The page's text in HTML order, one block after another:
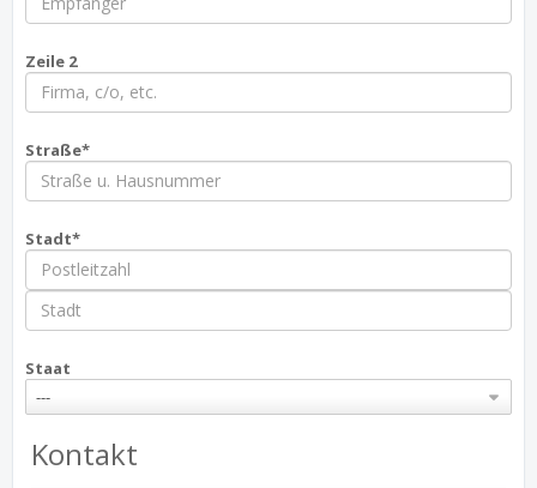
Zeile 2
Straße*
Stadt*
Staat
---
Kontakt